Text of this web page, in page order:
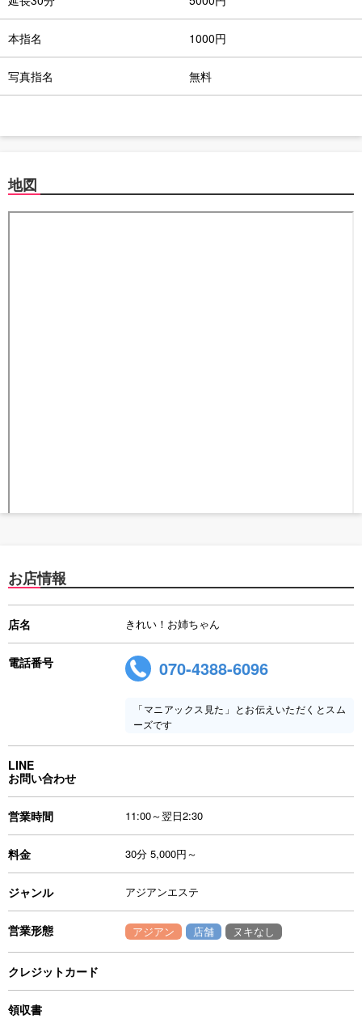
本指名 1000円
写真指名 無料
地図
お店情報
店名 きれい！お姉ちゃん
電話番号 070-4388-6096
「マニアックス見た」とお伝えいただくとスム
ーズです
LINE
お問い合わせ
営業時間 11:00～翌日2:30
料金 30分 5,000円～
ジャンル アジアンエステ
営業形態 アジアン 店舗 ヌキなし
クレジットカード
領収書